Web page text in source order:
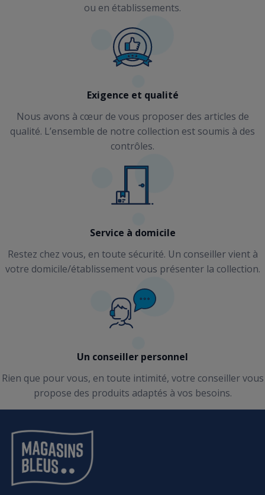
ou en établissements.
Exigence et qualité
Nous avons à cœur de vous proposer des articles de
qualité. L’ensemble de notre collection est soumis à des
contrôles.
Service à domicile
Restez chez vous, en toute sécurité. Un conseiller vient à
votre domicile/établissement vous présenter la collection.
Un conseiller personnel
Rien que pour vous, en toute intimité, votre conseiller vous
propose des produits adaptés à vos besoins.